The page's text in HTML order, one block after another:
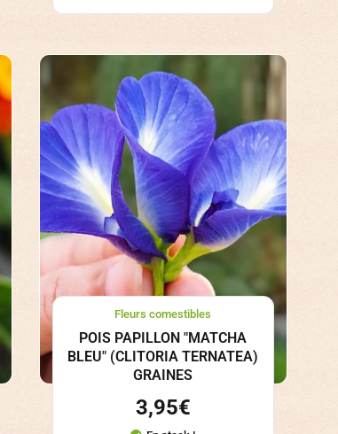
Fleurs comestibles
POIS PAPILLON "MATCHA
BLEU" (CLITORIA TERNATEA)
GRAINES
3,95€